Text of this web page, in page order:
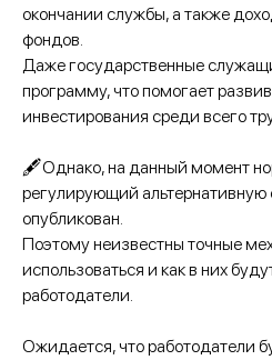
окончании службы, а также
фондов.
Даже государственные
программу, что помогает
инвестирования среди всего
🖋Однако, на данный момент
регулирующий альтернативную
опубликован.
Поэтому неизвестны точные
использоваться и как в них
работодатели.
Ожидается, что работодатели